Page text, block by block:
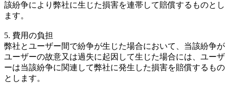
該紛争により弊社に生じた損害を連帯して賠償するものとし
ます。
5. 費用の負担
弊社とユーザー間で紛争が生じた場合において、当該紛争が
ユーザーの故意又は過失に起因して生じた場合には、ユーザ
ーは当該紛争に関連して弊社に発生した損害を賠償するもの
とします。